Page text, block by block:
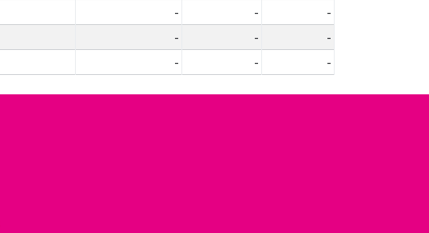
- -
-
- -
-
- - -